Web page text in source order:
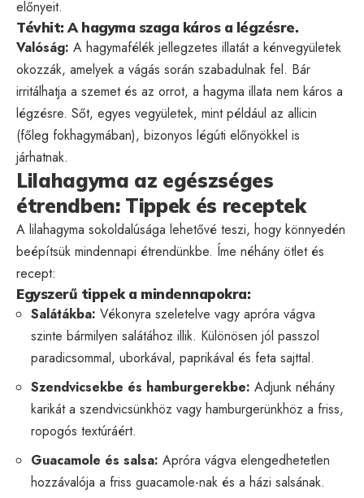
előnyeit.
Tévhit: A hagyma szaga káros a légzésre.
Valóság: A hagymafélék jellegzetes illatát a kénvegyületek
okozzák, amelyek a vágás során szabadulnak fel. Bár
irritálhatja a szemet és az orrot, a hagyma illata nem káros a
légzésre. Sőt, egyes vegyületek, mint például az allicin
(főleg fokhagymában), bizonyos légúti előnyökkel is
járhatnak.
Lilahagyma az egészséges
étrendben: Tippek és receptek
A lilahagyma sokoldalúsága lehetővé teszi, hogy könnyedén
beépítsük mindennapi étrendünkbe. Íme néhány ötlet és
recept:
Egyszerű tippek a mindennapokra:
Salátákba: Vékonyra szeletelve vagy apróra vágva
szinte bármilyen salátához illik. Különösen jól passzol
paradicsommal, uborkával, paprikával és feta sajttal.
Szendvicsekbe és hamburgerekbe: Adjunk néhány
karikát a szendvicsünkhöz vagy hamburgerünkhöz a friss,
ropogós textúráért.
Guacamole és salsa: Apróra vágva elengedhetetlen
hozzávalója a friss guacamole-nak és a házi salsának.